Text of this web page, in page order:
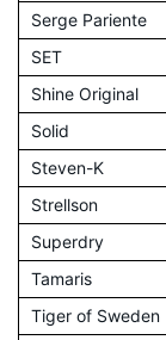
Serge Pariente
SET
Shine Original
Solid
Steven-K
Strellson
Superdry
Tamaris
Tiger of Sweden